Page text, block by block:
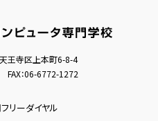
王寺区上本町6-8-4
FAX：06-6772-1272
リーダイヤル